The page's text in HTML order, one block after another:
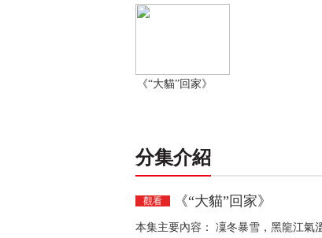
《“大貓”回家》
分集介紹
觀看 《“大貓”回家》
本集主要內容： 凜冬暴雪，黑龍江氣